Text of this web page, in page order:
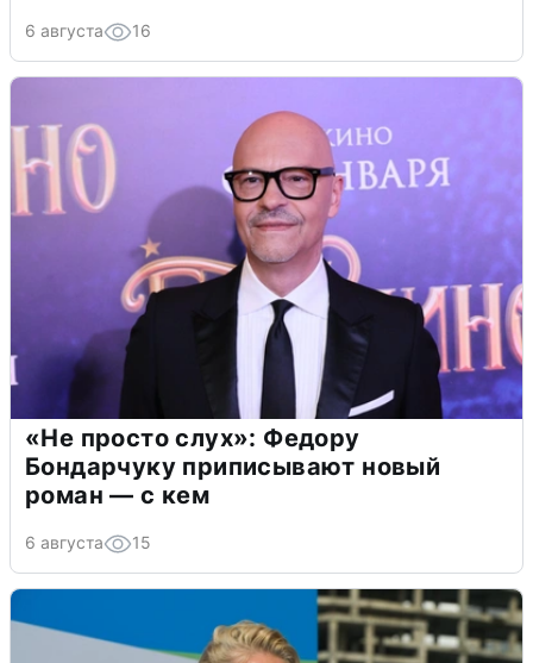
6 августа 16
«Не просто слух»: Федору
Бондарчуку приписывают новый
роман — с кем
6 августа 15